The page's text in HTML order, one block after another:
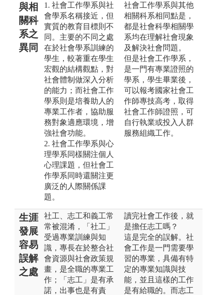
與相
關科
系之
異同
1. 社會工作學系與社
會學系名稱接近，但
實質的教育目標則不
同。主要的不同之處
在於社會學系訓練的
學生，較著重在學生
宏觀的結構觀點，對
社會體制做深入分析
的能力；而社會工作
學系則是培養助人的
專業工作者，協助服
務對象適應環境，增
強社會功能。
2. 社會工作學系與心
理學系同樣關注個人
心理課題，但社會工
作學系同時還關注更
廣泛的人際關係課
題。
社會工作學系與其他
相關科系相同點是，
都是社會科學相關學
系均在理解社會現象
及解決社會問題。
但是社會工作學系，
是一門有專業證照的
學系，學生畢業後，
可以報考國家社會工
作師專技高考，取得
社會工作師證照，可
自行執業或投入人群
服務組織工作。
生涯
發展
容易
誤解
之處
社工、志工和義工常
常被混淆，「社工」
受過專業訓練與知
識，專長在於整合社
會資源與社會政策規
畫，是全職的專業工
作；「志工」是有承
諾，出事也是有責
讀完社會工作後，就
是擔任志工嗎？
這是完全的誤解。社
會工作是一門需要學
習的專業，具備有特
定的專業知識與技
能，並且這樣的工作
是有給職的。而志工